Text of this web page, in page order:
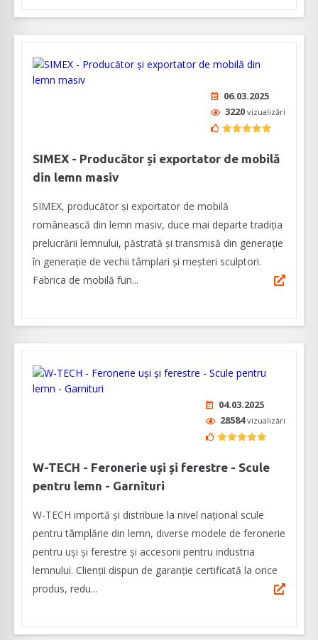
06.03.2025
3220 vizualizări
SIMEX - Producător și exportator de mobilă
din lemn masiv
SIMEX, producător și exportator de mobilă
românească din lemn masiv, duce mai departe tradiția
prelucrării lemnului, păstrată și transmisă din generație
în generație de vechii tâmplari și meșteri sculptori.
Fabrica de mobilă fun...
04.03.2025
28584vizualizări
W-TECH - Feronerie uși și ferestre - Scule
pentru lemn - Garnituri
W-TECH importă și distribuie la nivel național scule
pentru tâmplărie din lemn, diverse modele de feronerie
pentru uși și ferestre și accesorii pentru industria
lemnului. Clienții dispun de garanție certificată la orice
produs, redu...